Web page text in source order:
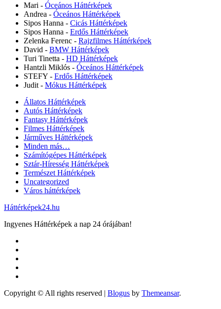
Mari - Óceános Háttérképek
Andrea - Óceános Háttérképek
Sipos Hanna - Cicás Háttérképek
Sipos Hanna - Erdős Háttérképek
Zelenka Ferenc - Rajzfilmes Háttérképek
David - BMW Háttérképek
Turi Tinetta - HD Háttérképek
Hantzli Miklós - Óceános Háttérképek
STEFY - Erdős Háttérképek
Judit - Mókus Háttérképek
Állatos Háttérképek
Autós Háttérképek
Fantasy Háttérképek
Filmes Háttérképek
Járműves Háttérképek
Minden más…
Számítógépes Háttérképek
Sztár-Híresség Háttérképek
Természet Háttérképek
Uncategorized
Város háttérképek
Háttérképek24.hu
Ingyenes Háttérképek a nap 24 órájában!
Copyright © All rights reserved | Blogus by Themeansar.